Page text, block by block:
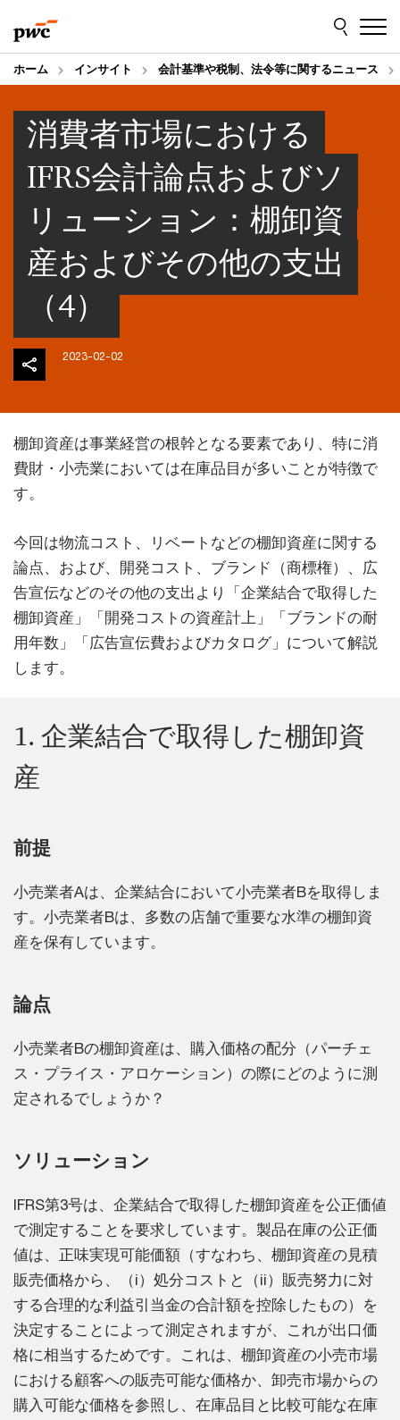
to
content
to
footer
ホーム インサイト 会計基準や税制、法令等に関するニュース
消費者市場における
IFRS会計論点およびソ
リューション：棚卸資
産およびその他の支出
（4）
2023-02-02
棚卸資産は事業経営の根幹となる要素であり、特に消
費財・小売業においては在庫品目が多いことが特徴で
す。
今回は物流コスト、リベートなどの棚卸資産に関する
論点、および、開発コスト、ブランド（商標権）、広
告宣伝などのその他の支出より「企業結合で取得した
棚卸資産」「開発コストの資産計上」「ブランドの耐
用年数」「広告宣伝費およびカタログ」について解説
します。
1. 企業結合で取得した棚卸資
産
前提
小売業者Aは、企業結合において小売業者Bを取得しま
す。小売業者Bは、多数の店舗で重要な水準の棚卸資
産を保有しています。
論点
小売業者Bの棚卸資産は、購入価格の配分（パーチェ
ス・プライス・アロケーション）の際にどのように測
定されるでしょうか？
ソリューション
IFRS第3号は、企業結合で取得した棚卸資産を公正価値
で測定することを要求しています。製品在庫の公正価
値は、正味実現可能価額（すなわち、棚卸資産の見積
販売価格から、（i）処分コストと（ii）販売努力に対
する合理的な利益引当金の合計額を控除したもの）を
決定することによって測定されますが、これが出口価
格に相当するためです。これは、棚卸資産の小売市場
における顧客への販売可能な価格か、卸売市場からの
購入可能な価格を参照し、在庫品目と比較可能な在庫